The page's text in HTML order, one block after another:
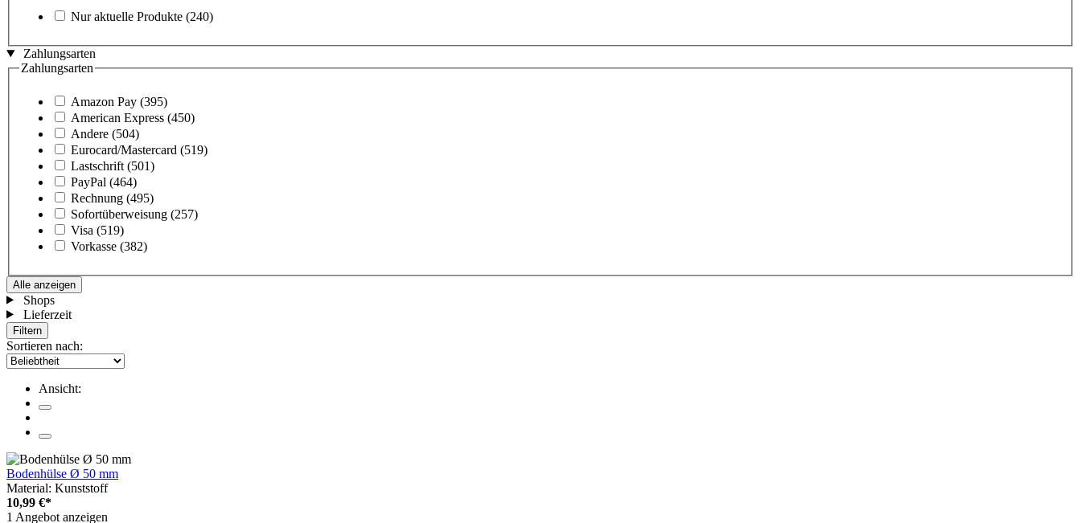
Nur aktuelle Produkte (240)
Zahlungsarten
Zahlungsarten
Amazon Pay (395)
American Express (450)
Andere (504)
Eurocard/Mastercard (519)
Lastschrift (501)
PayPal (464)
Rechnung (495)
Sofortüberweisung (257)
Visa (519)
Vorkasse (382)
Alle anzeigen
Shops
Lieferzeit
Filtern
Sortieren nach:
Ansicht:
Bodenhülse Ø 50 mm
Material: Kunststoff
10,99 €*
1 Angebot anzeigen